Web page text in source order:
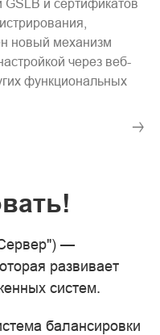
GSLB и сертификатов
новый механизм
через веб-
функциональных
—
развивает
систем.
балансировки